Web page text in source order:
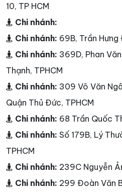
10, TP HCM
Chi nhánh:
Chi nhánh: 69B, Trần Hưng
Chi nhánh: 369D, Phan
Thạnh, TPHCM
Chi nhánh: 309 Võ Văn
Quận Thủ Đức, TPHCM
Chi nhánh: 68 Trần Quốc
Chi nhánh: Số 179B, Lý
TPHCM
Chi nhánh: 239C Nguyễn
Chi nhánh: 299 Đoàn Văn